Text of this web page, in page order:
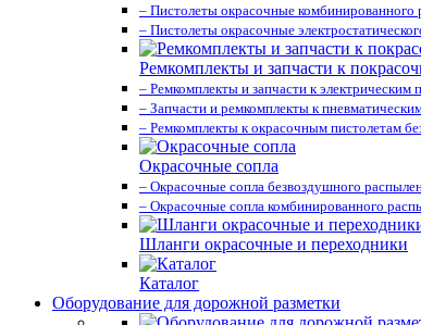
– Пистолеты окрасочные комбинированного
– Пистолеты окрасочные
Ремкомплекты и запчасти к
– Ремкомплекты и запчасти к
– Запчасти и ремкомплекты к
– Ремкомплекты к окрасочным пистолетам
Окрасочные сопла
– Окрасочные сопла безвоздушного
– Окрасочные сопла комбинированного
Шланги окрасочные и переходники
Каталог
Оборудование для дорожной разметки